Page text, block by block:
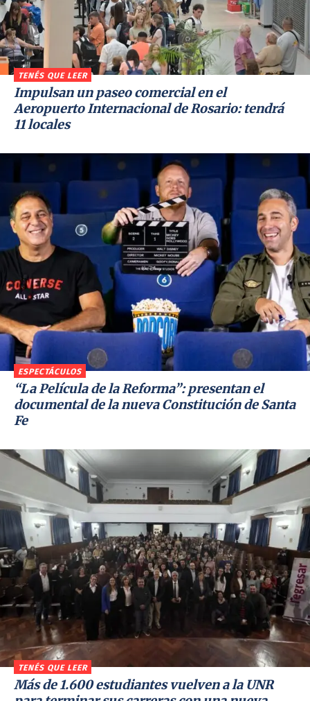
TENÉS QUE LEER
Impulsan un paseo comercial en el
Aeropuerto Internacional de Rosario: tendrá
11 locales
ESPECTÁCULOS
“La Película de la Reforma”: presentan el
documental de la nueva Constitución de Santa
Fe
TENÉS QUE LEER
Más de 1.600 estudiantes vuelven a la UNR